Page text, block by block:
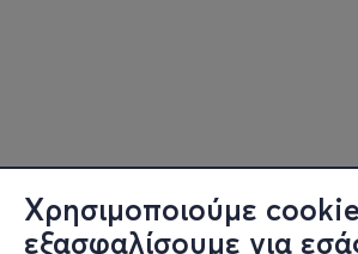
Χρησιμοποιούμε
εξασφαλίσουμε για